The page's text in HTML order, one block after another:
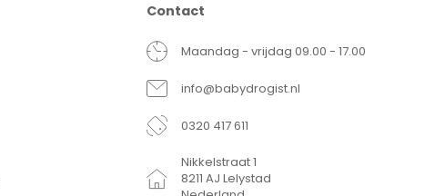
Contact
Maandag - vrijdag 09.00 - 17.00
info@babydrogist.nl
0320 417 611
Nikkelstraat 1
8211 AJ Lelystad